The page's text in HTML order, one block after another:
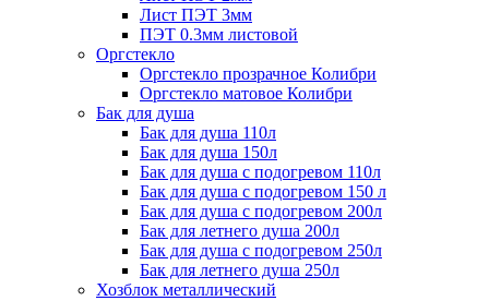
Лист ПЭТ 3мм
ПЭТ 0.3мм листовой
Оргстекло
Оргстекло прозрачное Колибри
Оргстекло матовое Колибри
Бак для душа
Бак для душа 110л
Бак для душа 150л
Бак для душа с подогревом 110л
Бак для душа с подогревом 150 л
Бак для душа с подогревом 200л
Бак для летнего душа 200л
Бак для душа с подогревом 250л
Бак для летнего душа 250л
Хозблок металлический